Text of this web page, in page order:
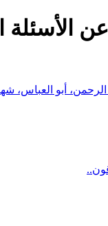
عن الأسئلة
أبو العباس،